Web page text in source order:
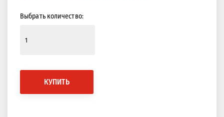
Выбрать количество:
КУПИТЬ